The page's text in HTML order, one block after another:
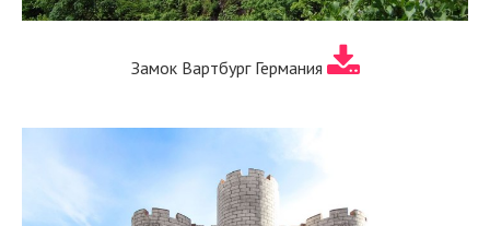
Замок Вартбург Германия